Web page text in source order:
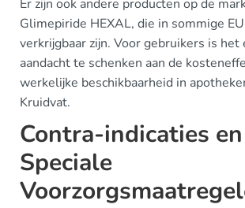
Er zijn ook andere producten op de
Glimepiride HEXAL, die in sommige
verkrijgbaar zijn. Voor gebruikers is
aandacht te schenken aan de
werkelijke beschikbaarheid in
Kruidvat.
Contra-indicaties en
Speciale